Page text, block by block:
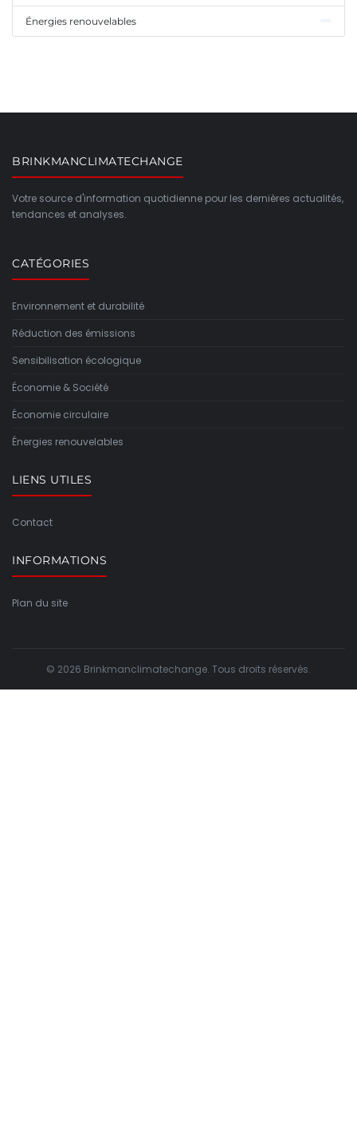
Énergies renouvelables
BRINKMANCLIMATECHANGE
Votre source d'information quotidienne pour les dernières actualités,
tendances et analyses.
CATÉGORIES
Environnement et durabilité
Réduction des émissions
Sensibilisation écologique
Économie & Société
Économie circulaire
Énergies renouvelables
LIENS UTILES
Contact
INFORMATIONS
Plan du site
© 2026 Brinkmanclimatechange. Tous droits réservés.